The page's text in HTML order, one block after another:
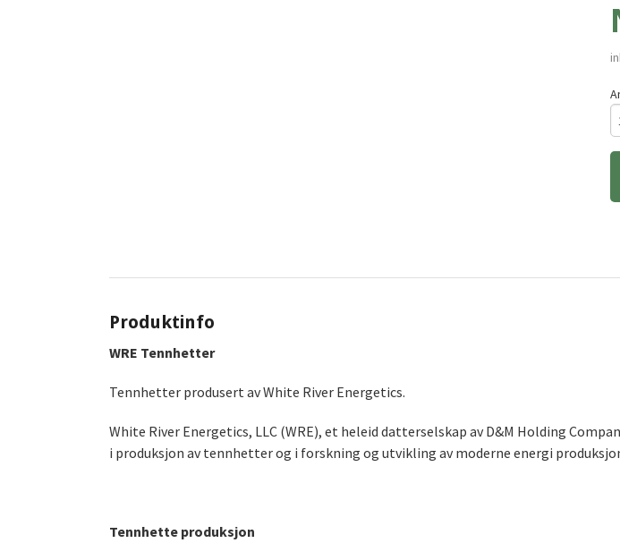
Produktinfo
WRE Tennhetter
Tennhetter produsert av White River Energetics.
White River Energetics, LLC (WRE), et heleid datterselskap av D&M Holding
i produksjon av tennhetter og i forskning og utvikling av moderne energi
Tennhette produksjon